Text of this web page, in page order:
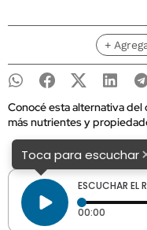
+
Conocé esta alternativa
más nutrientes y
Toca para escuchar
ESCUCHAR EL
00:00